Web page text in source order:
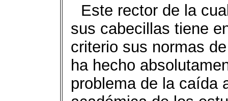
Este rector de la
sus cabecillas tiene
criterio sus normas
ha hecho
problema de la caída